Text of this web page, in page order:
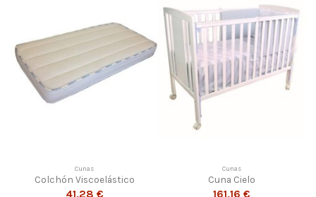
Cunas
Colchón Viscoelástico
41,28 €
Cunas
Cuna Cielo
161,16 €